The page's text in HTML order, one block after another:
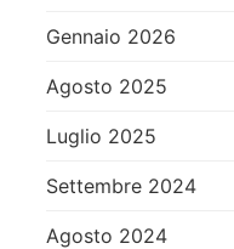
Gennaio 2026
Agosto 2025
Luglio 2025
Settembre 2024
Agosto 2024